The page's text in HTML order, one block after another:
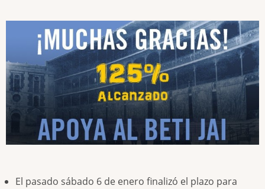
El pasado sábado 6 de enero finalizó el plazo para